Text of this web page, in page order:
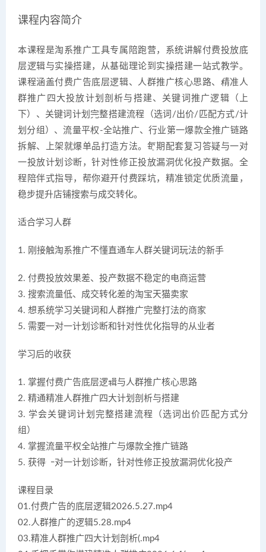
课程内容简介
本课程是淘系推广工具专属陪跑营，系统讲解付费投放底
层逻辑与实操搭建，从基础理论到实操搭建一站式教学。
课程涵盖付费广告底层逻辑、人群推广核心思路、精准人
群推广四大投放计划剖析与搭建、关键词推广逻辑（上
下）、关键词计划完整搭建流程（选词/出价/匹配方式/计
划分组）、流量平权-全站推广、行业第一爆款全推广链路
拆解、上架就爆单品打造方法。每期配套复习答疑与一对
一投放计划诊断，针对性修正投放漏洞优化投产数据。全
程陪伴式指导，帮你避开付费踩坑，精准锁定优质流量，
稳步提升店铺搜索与成交转化。
适合学习人群
1. 刚接触淘系推广不懂直通车人群关键词玩法的新手
2. 付费投放效果差、投产数据不稳定的电商运营
3. 搜索流量低、成交转化差的淘宝天猫卖家
4. 想系统学习关键词和人群推广完整打法的商家
5. 需要一对一计划诊断和针对性优化指导的从业者
学习后的收获
1. 掌握付费广告底层逻辑与人群推广核心思路
2. 精通精准人群推广四大计划剖析与搭建
3. 学会关键词计划完整搭建流程（选词出价匹配方式分
组）
4. 掌握流量平权全站推广与爆款全推广链路
5. 获得一对一计划诊断，针对性修正投放漏洞优化投产
课程目录
01.付费广告的底层逻辑2026.5.27.mp4
02.人群推广的逻辑5.28.mp4
03.精准人群推广四大计划剖析(.mp4